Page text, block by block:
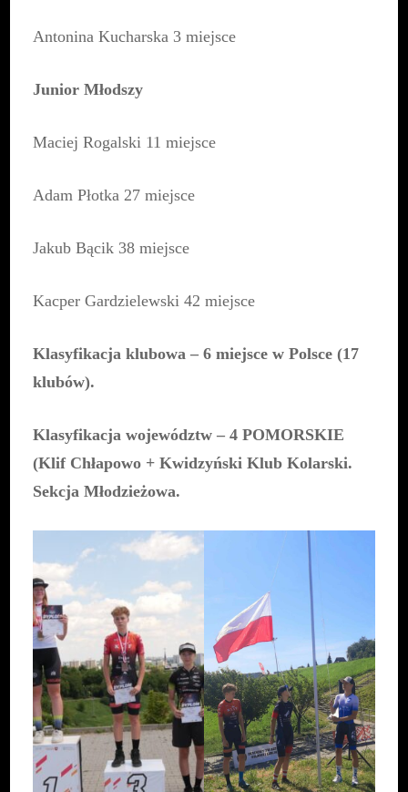
Antonina Kucharska 3 miejsce
Junior Młodszy
Maciej Rogalski 11 miejsce
Adam Płotka 27 miejsce
Jakub Bącik 38 miejsce
Kacper Gardzielewski 42 miejsce
Klasyfikacja klubowa – 6 miejsce w Polsce (17
klubów).
Klasyfikacja województw – 4 POMORSKIE
(Klif Chłapowo +Kwidzyński Klub Kolarski.
Sekcja Młodzieżowa.